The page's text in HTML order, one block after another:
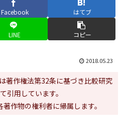
Facebook はてブ
LINE コピー
2018.05.23
著作権法第32条に基づき比較研究
引用しています。
作物の権利者に帰属します。